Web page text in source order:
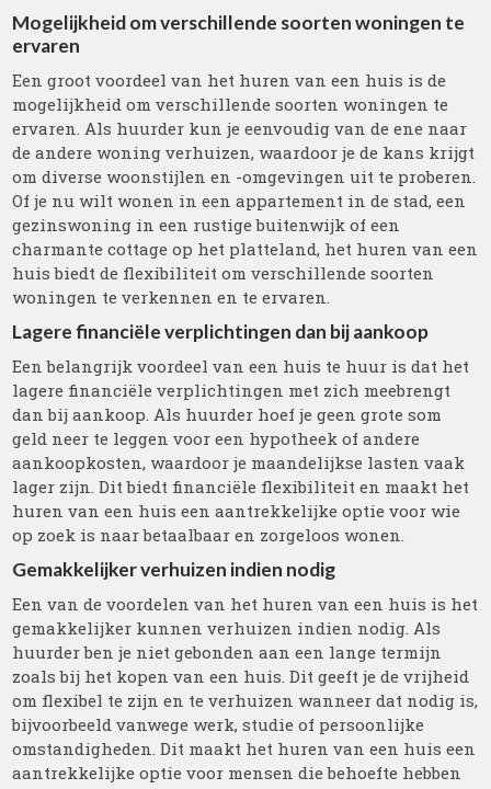
Mogelijkheid om verschillende soorten woningen te
ervaren
Een groot voordeel van het huren van een huis is de
mogelijkheid om verschillende soorten woningen te
ervaren. Als huurder kun je eenvoudig van de ene naar
de andere woning verhuizen, waardoor je de kans krijgt
om diverse woonstijlen en -omgevingen uit te proberen.
Of je nu wilt wonen in een appartement in de stad, een
gezinswoning in een rustige buitenwijk of een
charmante cottage op het platteland, het huren van een
huis biedt de flexibiliteit om verschillende soorten
woningen te verkennen en te ervaren.
Lagere financiële verplichtingen dan bij aankoop
Een belangrijk voordeel van een huis te huur is dat het
lagere financiële verplichtingen met zich meebrengt
dan bij aankoop. Als huurder hoef je geen grote som
geld neer te leggen voor een hypotheek of andere
aankoopkosten, waardoor je maandelijkse lasten vaak
lager zijn. Dit biedt financiële flexibiliteit en maakt het
huren van een huis een aantrekkelijke optie voor wie
op zoek is naar betaalbaar en zorgeloos wonen.
Gemakkelijker verhuizen indien nodig
Een van de voordelen van het huren van een huis is het
gemakkelijker kunnen verhuizen indien nodig. Als
huurder ben je niet gebonden aan een lange termijn
zoals bij het kopen van een huis. Dit geeft je de vrijheid
om flexibel te zijn en te verhuizen wanneer dat nodig is,
bijvoorbeeld vanwege werk, studie of persoonlijke
omstandigheden. Dit maakt het huren van een huis een
aantrekkelijke optie voor mensen die behoefte hebben